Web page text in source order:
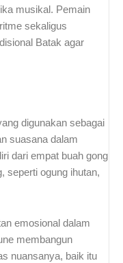
musikal. Pemain
sekaligus
Batak agar
digunakan sebagai
suasana dalam
dari empat buah gong
seperti ogung ihutan,
emosional dalam
membangun
nuansanya, baik itu